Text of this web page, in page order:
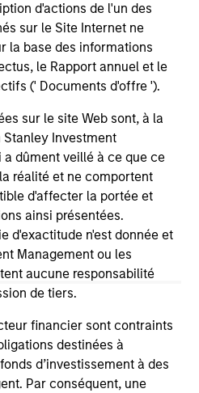
d'actions de l'un des
sur le Site Internet ne
la base des informations
le Rapport annuel et le
(' Documents d'offre ').
sur le site Web sont, à la
Investment
a dûment veillé à ce que ce
réalité et ne comportent
d'affecter la portée et
ainsi présentées.
d'exactitude n'est donnée et
Management ou les
aucune responsabilité
de tiers.
financier sont contraints
destinées à
d’investissement à des
Par conséquent, une
Management
funds managed by
Partners (MSIP),
investment platform,
entered into an
stake in
LLC (“Red Oak”
managed by